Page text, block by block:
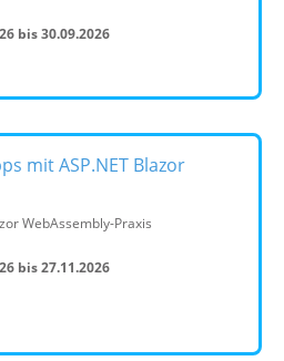
bis 30.09.2026
mit ASP.NET Blazor
WebAssembly-Praxis
bis 27.11.2026